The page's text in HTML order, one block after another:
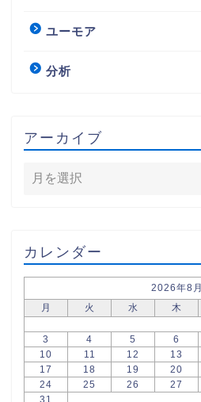
ユーモア
分析
アーカイブ
カレンダー
2026年8月
月
火 水 木
3
4 5 6
10
11 12 13
17
18 19 20
24
25 26 27
31